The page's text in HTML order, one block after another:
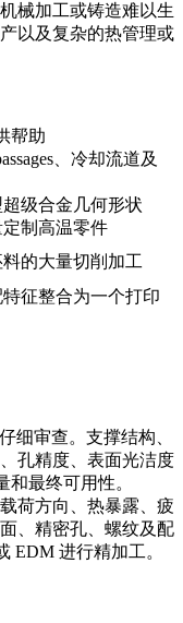
械加工或铸造难以生
以及复杂的热管理或
帮助
、冷却流道及
级合金几何形状
制高温零件
的大量切削加工
征整合为一个打印
细审查。支撑结构、
孔精度、表面光洁度
和最终可用性。
荷方向、热暴露、疲
、精密孔、螺纹及配
EDM 进行精加工。